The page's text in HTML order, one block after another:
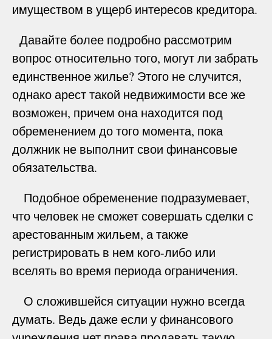
имуществом в ущерб интересов кредитора.
Давайте более подробно рассмотрим
вопрос относительно того, могут ли забрать
единственное жилье? Этого не случится,
однако арест такой недвижимости все же
возможен, причем она находится под
обременением до того момента, пока
должник не выполнит свои финансовые
обязательства.
Подобное обременение подразумевает,
что человек не сможет совершать сделки с
арестованным жильем, а также
регистрировать в нем кого-либо или
вселять во время периода ограничения.
О сложившейся ситуации нужно всегда
думать. Ведь даже если у финансового